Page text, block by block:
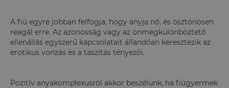
A fiú egyre jobban felfogja, hogy anyja nő, és ösztönösen
reagál erre. Az azonosság vagy az önmegkülönböztető
ellenállás egyszerű kapcsolatait állandóan keresztezik az
erotikus vonzás és a taszítás tényezői.
Pozitív anyakomplexusról akkor beszélünk, ha fiúgyermek